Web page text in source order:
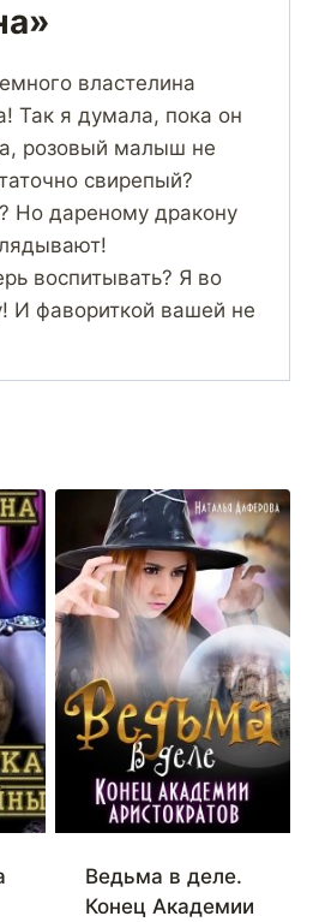
властелина
Так я думала, пока он
розовый малыш не
свирепый?
Но дареному дракону
воспитывать? Я во
И фавориткой вашей не
Ведьма в деле.
Конец Академии